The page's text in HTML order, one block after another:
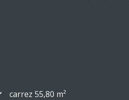
carrez 55,80 m²